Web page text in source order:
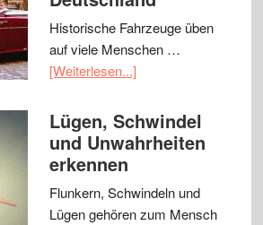
Historische Fahrzeuge üben
auf viele Menschen …
[Weiterlesen...]
Lügen, Schwindel
und Unwahrheiten
erkennen
Flunkern, Schwindeln und
Lügen gehören zum Mensch